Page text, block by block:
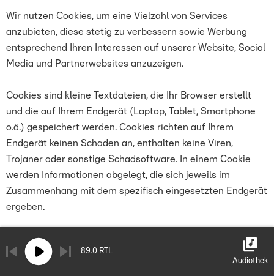
Wir nutzen Cookies, um eine Vielzahl von Services
anzubieten, diese stetig zu verbessern sowie Werbung
entsprechend Ihren Interessen auf unserer Website, Social
Media und Partnerwebsites anzuzeigen.
Cookies sind kleine Textdateien, die Ihr Browser erstellt
und die auf Ihrem Endgerät (Laptop, Tablet, Smartphone
o.ä.) gespeichert werden. Cookies richten auf Ihrem
Endgerät keinen Schaden an, enthalten keine Viren,
Trojaner oder sonstige Schadsoftware. In einem Cookie
werden Informationen abgelegt, die sich jeweils im
Zusammenhang mit dem spezifisch eingesetzten Endgerät
ergeben.
Auf unserer Website verwenden wir und unsere Partner
essenzielle, funktionelle und Marketing- bzw. Statistik-
89.0 RTL
Audiothek